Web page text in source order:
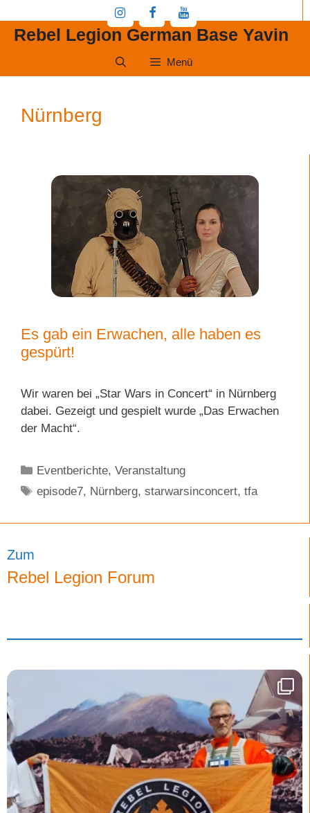
Inhalt
springen
Rebel Legion German Base Yavin
Menü
Nürnberg
Es gab ein Erwachen, alle haben es
gespürt!
Wir waren bei „Star Wars in Concert“ in Nürnberg
dabei. Gezeigt und gespielt wurde „Das Erwachen
der Macht“.
Kategorien
Eventberichte,Veranstaltung
Schlagwörter
episode7, Nürnberg,starwarsinconcert,tfa
Zum
Rebel Legion Forum